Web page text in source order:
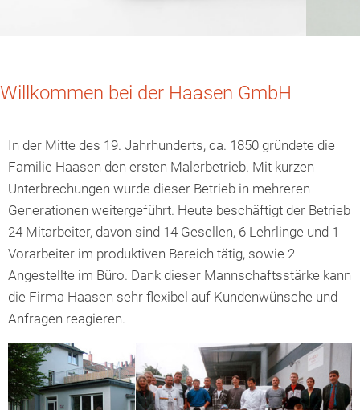
GmbH
Willkommen bei der Haasen GmbH
In der Mitte des 19. Jahrhunderts, ca. 1850 gründete die
Familie Haasen den ersten Malerbetrieb. Mit kurzen
Unterbrechungen wurde dieser Betrieb in mehreren
Generationen weitergeführt. Heute beschäftigt der Betrieb
24 Mitarbeiter, davon sind 14 Gesellen, 6 Lehrlinge und 1
Vorarbeiter im produktiven Bereich tätig, sowie 2
Angestellte im Büro. Dank dieser Mannschaftsstärke kann
die Firma Haasen sehr flexibel auf Kundenwünsche und
Anfragen reagieren.